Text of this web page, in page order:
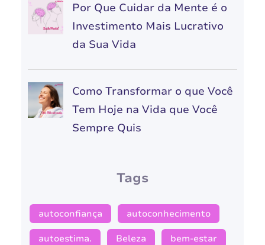
Por Que Cuidar da Mente é o
Investimento Mais Lucrativo
da Sua Vida
Como Transformar o que Você
Tem Hoje na Vida que Você
Sempre Quis
Tags
autoconfiança autoconhecimento
autoestima. Beleza bem-estar